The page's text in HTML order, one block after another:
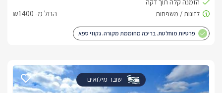
החל מ- ₪1400
פרטיות מוחלטת. בריכה מחוממת מקורה. גקוזי ספא
שובר מילואים